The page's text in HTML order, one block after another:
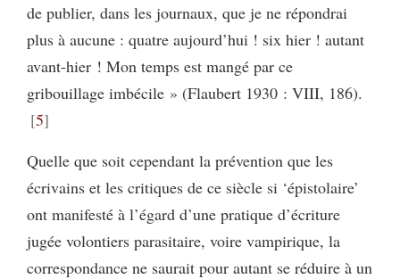
de publier, dans les journaux, que je ne répondrai
plus à aucune : quatre aujourd’hui ! six hier ! autant
avant-hier ! Mon temps est mangé par ce
gribouillage imbécile » (Flaubert 1930 : VIII, 186).
5
Quelle que soit cependant la prévention que les
écrivains et les critiques de ce siècle si ‘épistolaire’
ont manifesté à l’égard d’une pratique d’écriture
jugée volontiers parasitaire, voire vampirique, la
correspondance ne saurait pour autant se réduire à un